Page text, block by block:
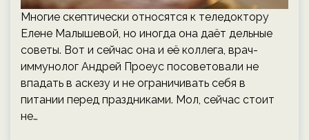
Многие скептически относятся к теледоктору
Елене Малышевой, но иногда она даёт дельные
советы. Вот и сейчас она и её коллега, врач-
иммунолог Андрей Проеус посоветовали не
впадать в аскезу и не ограничивать себя в
питании перед праздниками. Мол, сейчас стоит
не…